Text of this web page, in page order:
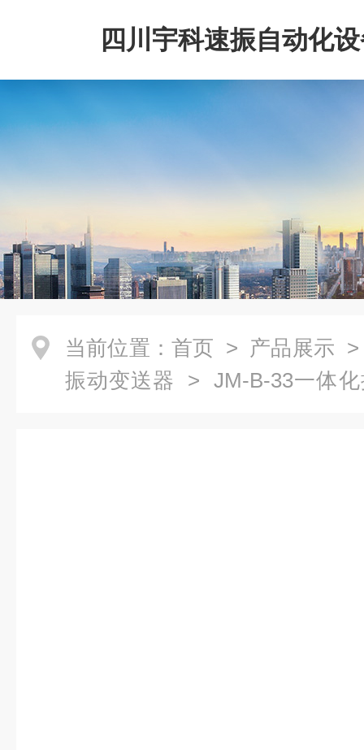
四川宇科速振自动化
公司
当前位置： 首页 > 产品展示
振动变送器 > JM-B-33一体